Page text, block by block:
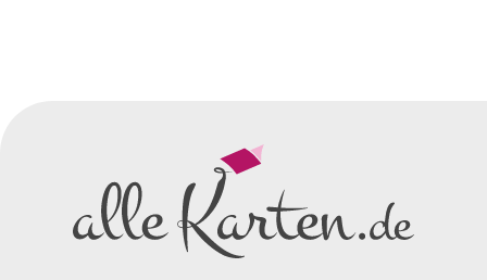
Preisangebot
Anschluss den ersten
Entwurf/Korrekturabzug
Diesen senden wir Ihnen als
PDF per E-Mail.